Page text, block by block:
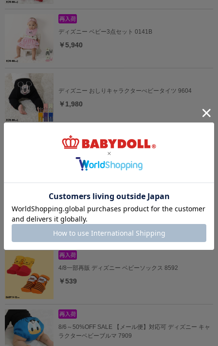
ディズニー ベビー3点セット 0141B
￥5,940
ディズニー おしりキャラクターべビータイツ 9604
￥1,980
ディズニー なりきるベビー2点セット 9802B
￥5,390
ディズニー ベビー3点セット 9136B
￥6,930
4/8一部再販 ディズニー ベビーソックス 8592
￥539
8/6～50%OFF SALE 【メール便】対応可 ディズニー キャ
ラクターベビーブルマ 7909